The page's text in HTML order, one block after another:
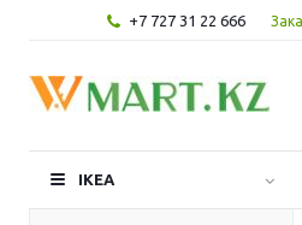
+7 727 31 22 666
IKEA